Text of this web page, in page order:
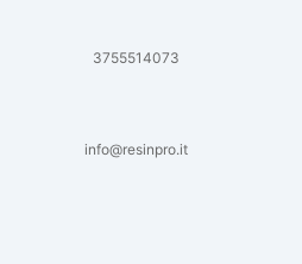
3755514073
info@resinpro.it